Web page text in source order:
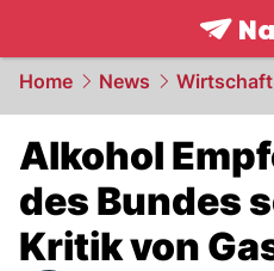
Home News Wirtschaft
Alkohol
des Bundes
Kritik von